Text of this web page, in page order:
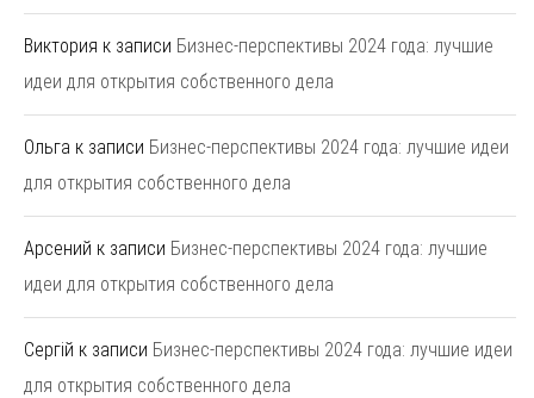
Виктория к записи Бизнес-перспективы 2024 года: лучшие
идеи для открытия собственного дела
Ольга к записи Бизнес-перспективы 2024 года: лучшие идеи
для открытия собственного дела
Арсений к записи Бизнес-перспективы 2024 года: лучшие
идеи для открытия собственного дела
Сергій к записи Бизнес-перспективы 2024 года: лучшие идеи
для открытия собственного дела